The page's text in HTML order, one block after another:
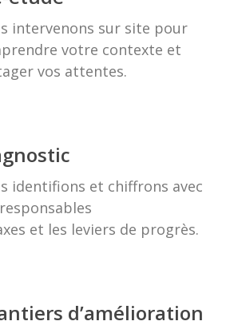
intervenons sur site pour
votre contexte et
vos attentes.
identifions et chiffrons avec
et les leviers de progrès.
d’amélioration